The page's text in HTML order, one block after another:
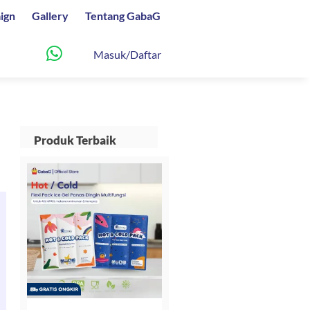
Gallery Tentang GabaG
Masuk/Daftar
Produk Terbaik